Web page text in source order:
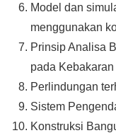
Model dan
menggunakan
Prinsip Analisa
pada Kebakaran
Perlindungan
Sistem
Konstruksi